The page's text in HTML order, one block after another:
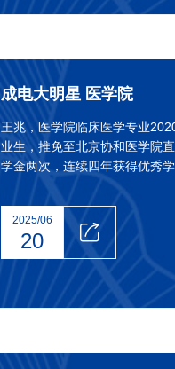
成电大明星 医学院
王兆，医学院临床医学专业
业生，推免至北京协和医学院
学金两次，连续四年获得优秀学
2025/06
20